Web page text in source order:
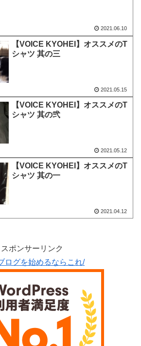
2021.06.10
【VOICE KYOHEI】オススメのT
シャツ 其の三
2021.05.15
【VOICE KYOHEI】オススメのT
シャツ 其の弐
2021.05.12
【VOICE KYOHEI】オススメのT
シャツ 其の一
2021.04.12
スポンサーリンク
ログを始めるならこれ/